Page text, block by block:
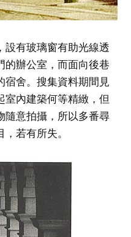
設有玻璃窗有助光線透
的辦公室，而面向後巷
宿舍。搜集資料期間見
室內建築何等精緻，但
隨意拍攝，所以多番尋
若有所失。